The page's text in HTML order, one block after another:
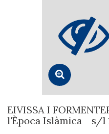
EIVISSA I
l'Època Islàmica - s/l